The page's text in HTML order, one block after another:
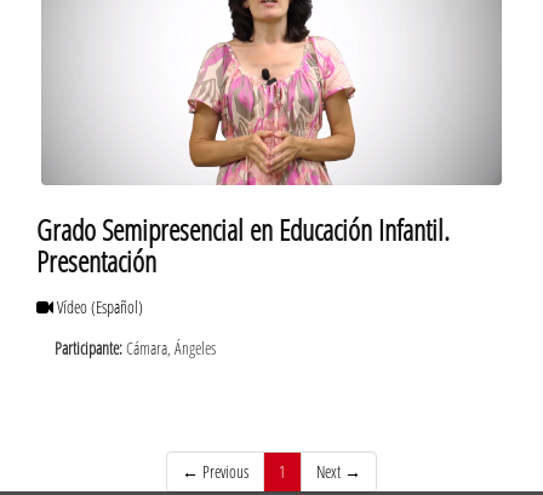
Grado Semipresencial en Educación Infantil.
Presentación
Vídeo(Español)
Participante:Cámara, Ángeles
← Previous 1 (current)Next →